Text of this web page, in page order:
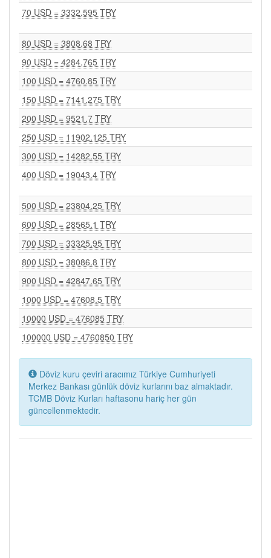
70 USD = 3332.595 TRY
80 USD = 3808.68 TRY
90 USD = 4284.765 TRY
100 USD = 4760.85 TRY
150 USD = 7141.275 TRY
200 USD = 9521.7 TRY
250 USD = 11902.125 TRY
300 USD = 14282.55 TRY
400 USD = 19043.4 TRY
500 USD = 23804.25 TRY
600 USD = 28565.1 TRY
700 USD = 33325.95 TRY
800 USD = 38086.8 TRY
900 USD = 42847.65 TRY
1000 USD = 47608.5 TRY
10000 USD = 476085 TRY
100000 USD = 4760850 TRY
Döviz kuru çeviri aracımız Türkiye Cumhuriyeti
Merkez Bankası günlük döviz kurlarını baz almaktadır.
TCMB Döviz Kurları haftasonu hariç her gün
güncellenmektedir.